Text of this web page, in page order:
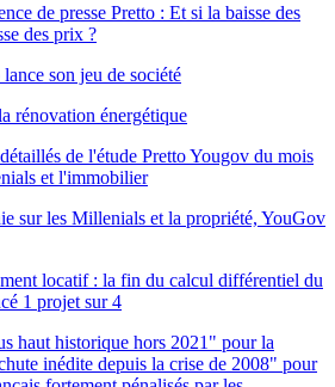
de presse Pretto : Et si la baisse des
des prix ?
lance son jeu de société
rénovation énergétique
de l'étude Pretto Yougov du mois
et l'immobilier
sur les Millenials et la propriété, YouGov
locatif : la fin du calcul différentiel du
1 projet sur 4
haut historique hors 2021" pour la
inédite depuis la crise de 2008" pour